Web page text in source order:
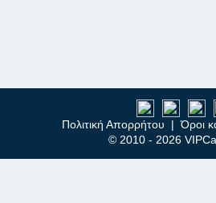
Πολιτική Απορρήτου | Όροι
© 2010 - 2026